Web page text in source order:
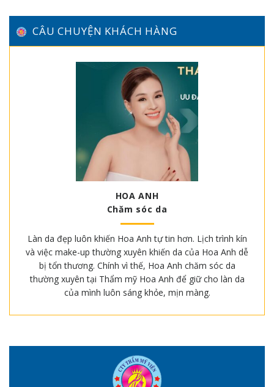
CÂU CHUYỆN KHÁCH HÀNG
HOA ANH
Chăm sóc da
Làn da đẹp luôn khiến Hoa Anh tự tin hơn. Lịch trình kín
và việc make-up thường xuyên khiến da của Hoa Anh dễ
bị tổn thương. Chính vì thế, Hoa Anh chăm sóc da
thường xuyên tại Thẩm mỹ Hoa Anh để giữ cho làn da
của mình luôn sáng khỏe, mịn màng.